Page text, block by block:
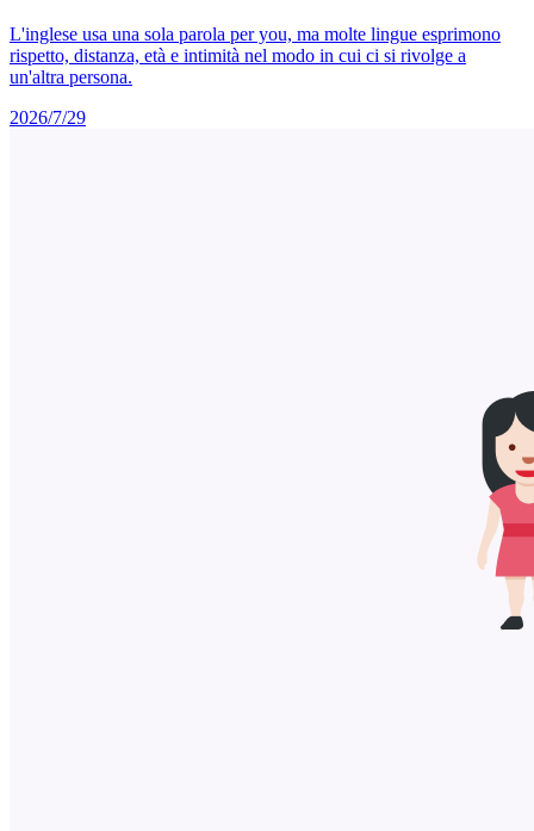
L'inglese usa una sola parola per you, ma molte lingue esprimono
rispetto, distanza, età e intimità nel modo in cui ci si rivolge a
un'altra persona.
2026/7/29